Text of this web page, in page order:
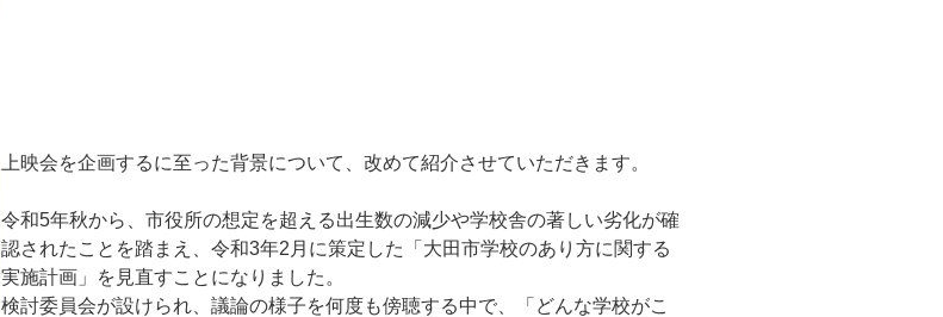
上映会を企画するに至った背景について、改めて紹介させていただきます。
令和5年秋から、市役所の想定を超える出生数の減少や学校舎の著しい劣化が確
認されたことを踏まえ、令和3年2月に策定した「大田市学校のあり方に関する
実施計画」を見直すことになりました。
検討委員会が設けられ、議論の様子を何度も傍聴する中で、「どんな学校がこ